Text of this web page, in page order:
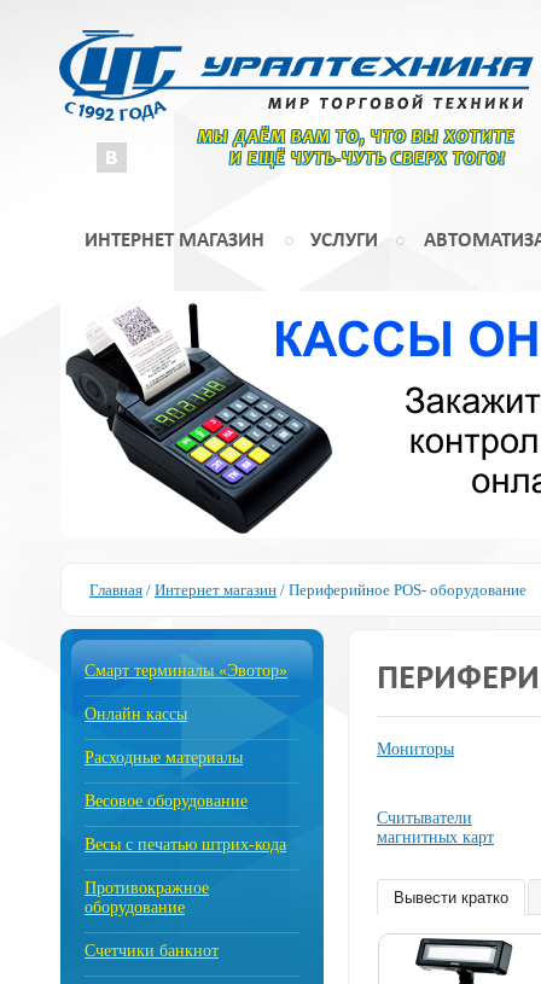
МЫ ДАЁМ ВАМ ТО, ЧТО ВЫ ХОТИТЕ
И ЕЩЁ ЧУТЬ-ЧУТЬ СВЕРХ ТОГО!
ИНТЕРНЕТ МАГАЗИН УСЛУГИ
Главная / Интернет магазин / Периферийное POS- оборудование
Смарт терминалы «Эвотор»
Онлайн кассы
Расходные материалы
Весовое оборудование
Весы с печатью штрих-кода
Противокражное
оборудование
Счетчики банкнот
Мониторы
Считыватели
магнитных карт
Вывести кратко